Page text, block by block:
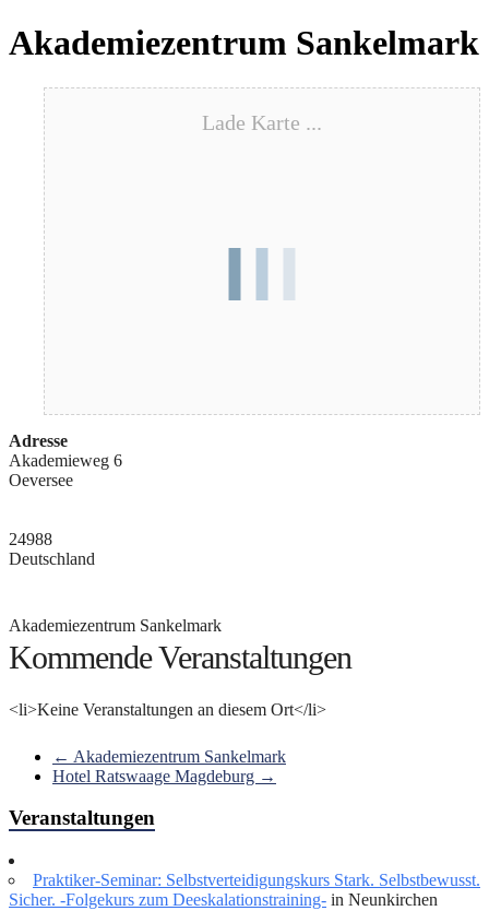
Akademiezentrum Sankelmark
Lade Karte ...
Adresse
Akademieweg 6
Oeversee
24988
Deutschland
Akademiezentrum Sankelmark
Kommende Veranstaltungen
<li>Keine Veranstaltungen an diesem Ort</li>
← Akademiezentrum Sankelmark
Hotel Ratswaage Magdeburg →
Veranstaltungen
Praktiker-Seminar: Selbstverteidigungskurs Stark. Selbstbewusst.
Sicher. -Folgekurs zum Deeskalationstraining- in Neunkirchen